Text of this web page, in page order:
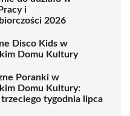
i
2026
Disco Kids w
Domu Kultury
Poranki w
Domu Kultury:
trzeciego tygodnia lipca